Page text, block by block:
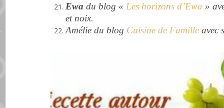
Ewa du blog « Les horizons d’Ewa »
et noix.
Amélie du blog Cuisine de Famille avec